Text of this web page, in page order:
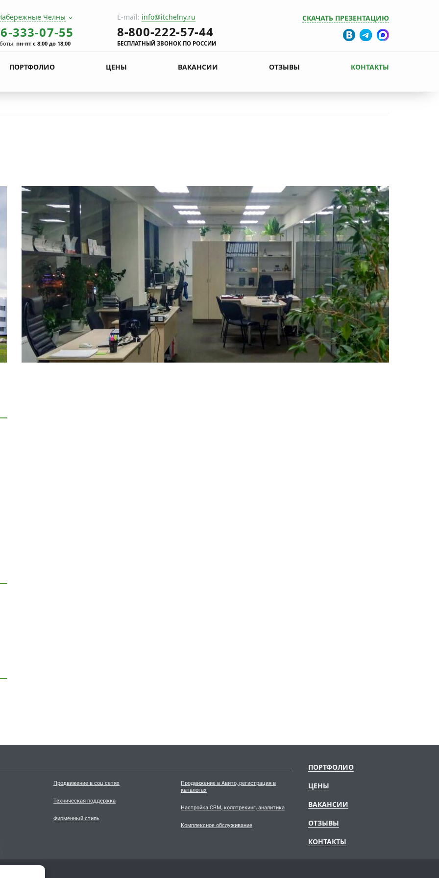
Челны
333-07-55
пн-пт с 8:00 до 18:00
E-mail: info@itchelny.ru
8-800-222-57-44
БЕСПЛАТНЫЙ ЗВОНОК ПО РОССИИ
СКАЧАТЬ ПРЕЗЕНТАЦИЮ
ПОРТФОЛИО ЦЕНЫ ВАКАНСИИ ОТЗЫВЫ КОНТАКТЫ
Продвижение в соц сетях
Техническая поддержка
Фирменный стиль
Продвижение в Авито, регистрация в
каталогах
Настройка CRM, коллтрекинг, аналитика
Комплексное обслуживание
ПОРТФОЛИО
ЦЕНЫ
ВАКАНСИИ
ОТЗЫВЫ
КОНТАКТЫ